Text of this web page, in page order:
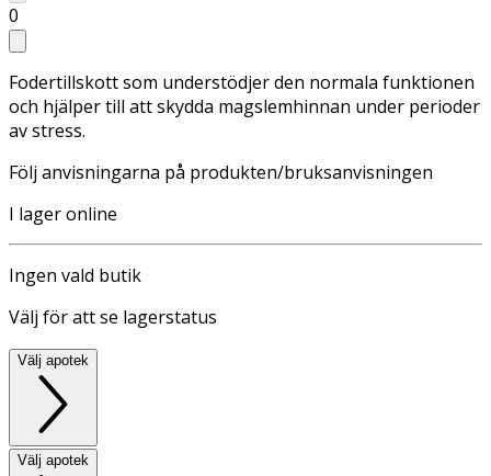
0
Fodertillskott som understödjer den normala funktionen
och hjälper till att skydda magslemhinnan under perioder
av stress.
Följ anvisningarna på produkten/bruksanvisningen
I lager online
Ingen vald butik
Välj för att se lagerstatus
Välj apotek
Välj apotek